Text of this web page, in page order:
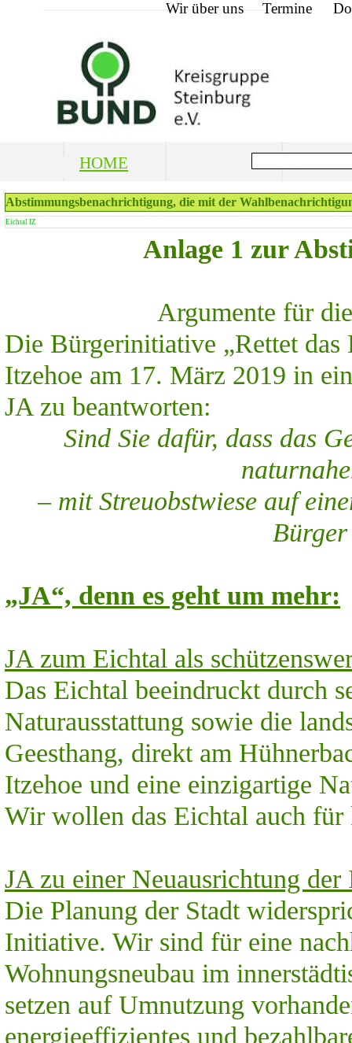
HOME
Termine
Wir über uns
Abstimmungsbenachrichtigung, die mit der
Eichtal IZ
Anlage 1 zur
Argumente für
Die Bürgerinitiative „Rettet
Itzehoe am 17. März 2019 in
JA zu beantworten:
Sind Sie dafür, dass das
– mit Streuobstwiese auf
„JA“, denn es geht um mehr:
JA zum Eichtal als
Das Eichtal beeindruckt durch
Naturausstattung sowie die
Geesthang, direkt am
Itzehoe und eine einzigartige
Wir wollen das Eichtal auch
JA zu einer Neuausrichtung
Die Planung der Stadt
Initiative. Wir sind für eine
Wohnungsneubau im
setzen auf Umnutzung
energieeffizientes und